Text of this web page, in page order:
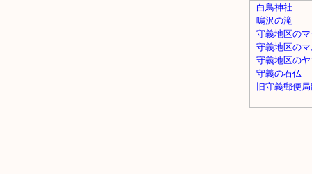
白鳥神社
鳴沢の滝
守義地区の
守義地区の
守義地区の
守義の石仏
旧守義郵便